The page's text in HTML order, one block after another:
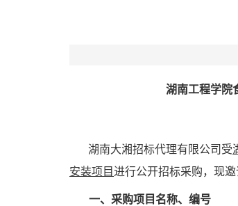
湖南工程学院
湖南大湘招标代理有限公司受
安装项目进行公开招标采购，现邀
一、采购项目名称、编号